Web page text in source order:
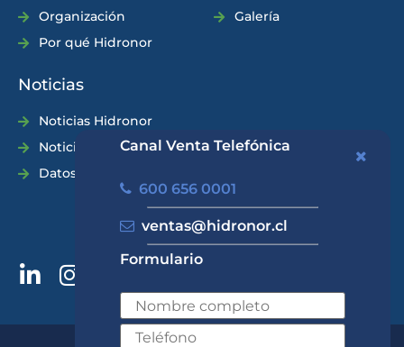
Canal Venta Telefónica
600 656 0001
ventas@hidronor.cl
Formulario
Organización
Por qué Hidronor
Galería
Noticias
Noticias Hidronor
Noticias Industria
Datos Prácticos